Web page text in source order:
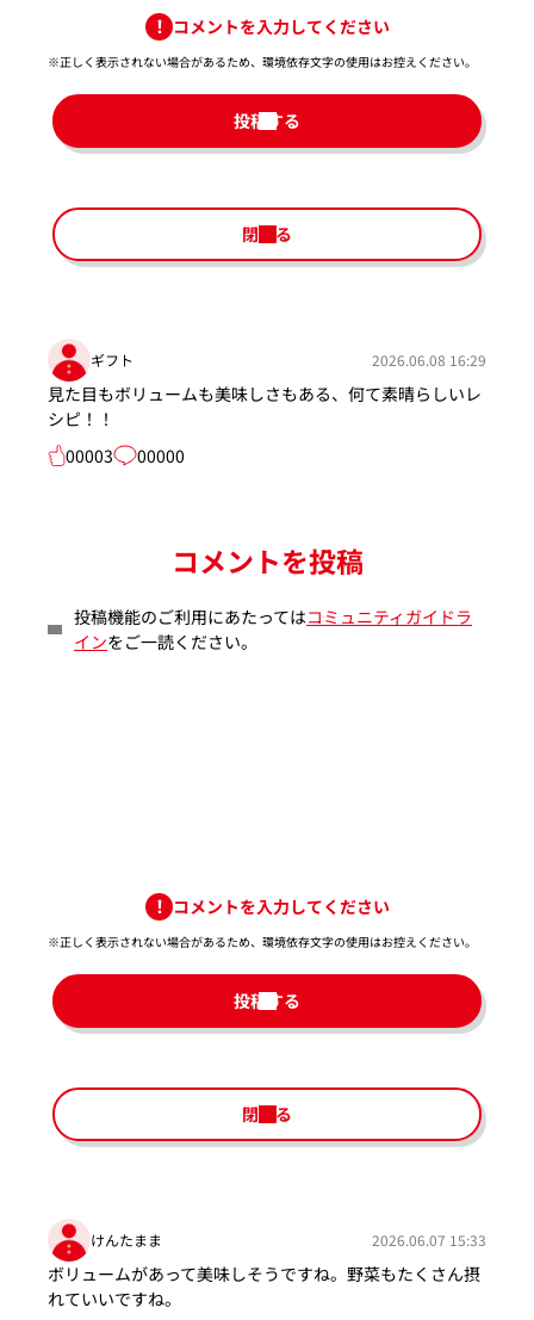
コメントを入力してください
※正しく表示されない場合があるため、環境依存文字の使用はお控えください。​
投稿する
閉じる
ギフト 2026.06.08 16:29
見た目もボリュームも美味しさもある、何て素晴らしいレ
シピ！！
00003
00000
コメントを投稿
投稿機能のご利用にあたってはコミュニティガイドラ
インをご一読ください。
コメントを入力してください
※正しく表示されない場合があるため、環境依存文字の使用はお控えください。​
投稿する
閉じる
けんたまま 2026.06.07 15:33
ボリュームがあって美味しそうですね。野菜もたくさん摂
れていいですね。